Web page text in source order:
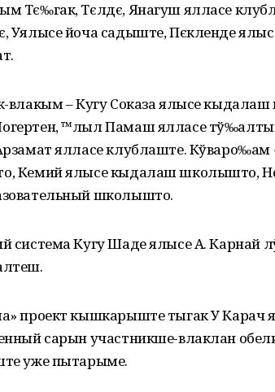
Тє‰гак, Тєлдє, Янагуш ялласе
Уялысе йоча садыште, Пєкленде
влакым – Кугу Соказа ялысе
™лыл Памаш ялласе
ялласе клублаште.
Кемий ялысе кыдалаш школышто,
школышто.
система Кугу Шаде ялысе А.
проект кышкарыште тыгак У Карач
сарын участникше-влаклан
уже пытарыме.